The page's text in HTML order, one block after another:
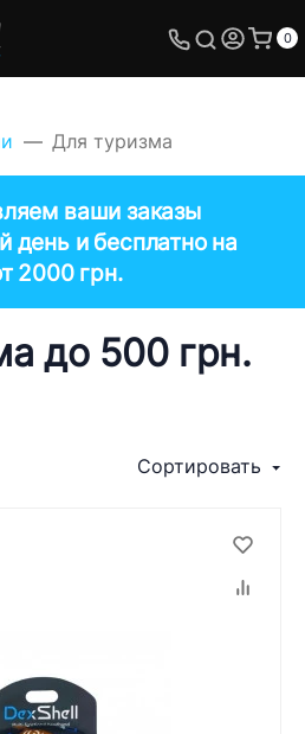
0
Для туризма
ваши заказы
день и бесплатно на
2000 грн.
до 500 грн.
Сортировать